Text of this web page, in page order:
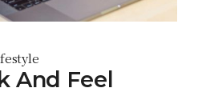
And Feel